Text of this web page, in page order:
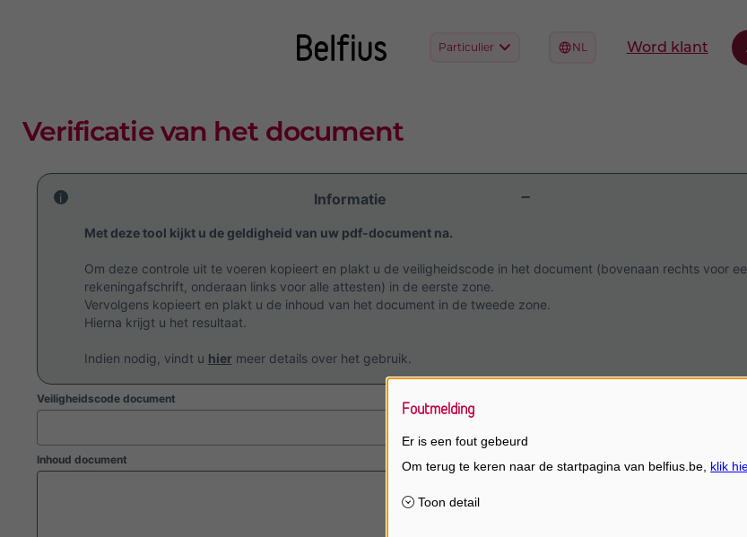
Verificatie van het document
Informatie
Met deze tool kijkt u de geldigheid van uw pdf-document na.
Om deze controle uit te voeren kopieert en plakt u de veiligheidscode in het document (bovenaan rechts voor
rekeningafschrift, onderaan links voor alle attesten) in de eerste zone.
Vervolgens kopieert en plakt u de inhoud van het document in de tweede zone.
Hierna krijgt u het resultaat.
Indien nodig, vindt u hiermeer details over het gebruik.
Veiligheidscode document
Inhoud document
Foutmelding
Er is een fout gebeurd